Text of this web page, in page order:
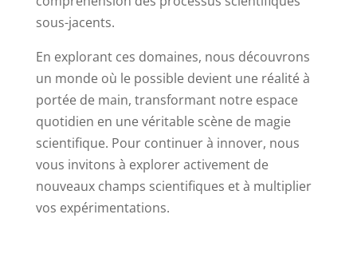
sous-jacents.
En explorant ces domaines, nous découvrons
un monde où le possible devient une réalité à
portée de main, transformant notre espace
quotidien en une véritable scène de magie
scientifique. Pour continuer à innover, nous
vous invitons à explorer activement de
nouveaux champs scientifiques et à multiplier
vos expérimentations.